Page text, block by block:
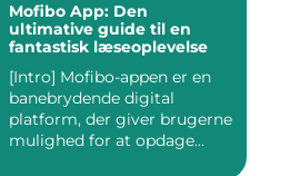
Mofibo App: Den
ultimative guide til en
fantastisk læseoplevelse
[Intro] Mofibo-appen er en
banebrydende digital
platform, der giver brugerne
mulighed for at opdage...